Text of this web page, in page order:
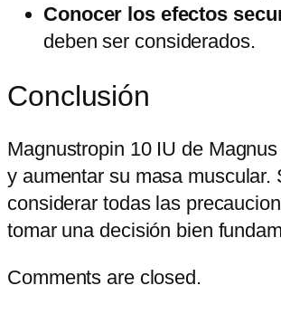
Conocer los efectos
deben ser considerados.
Conclusión
Magnustropin 10 IU de
y aumentar su masa
considerar todas las
tomar una decisión bien
Comments are closed.